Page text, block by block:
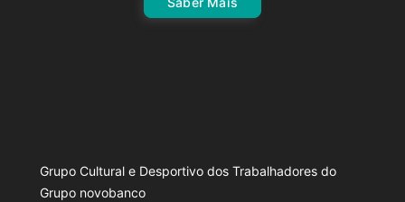
Grupo Cultural e Desportivo dos Trabalhadores do
Grupo novobanco